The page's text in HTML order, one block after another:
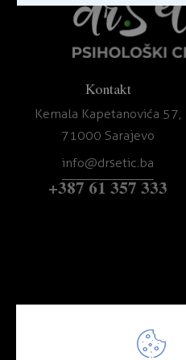
Kontakt
Kemala Kapetanovića 57,
71000 Sarajevo
info@drsetic.ba
+387 61 357 333